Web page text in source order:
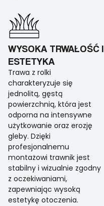
WYSOKA TRWAŁOŚĆ I
ESTETYKA
Trawa z rolki
charakteryzuje się
jednolitą, gęstą
powierzchnią, która jest
odporna na intensywne
użytkowanie oraz erozję
gleby. Dzięki
profesjonalnemu
montażowi trawnik jest
stabilny i wizualnie zgodny
z oczekiwaniami,
zapewniając wysoką
estetykę otoczenia.